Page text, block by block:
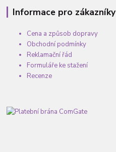
Informace pro zákazníky
Cena a způsob dopravy
Obchodní podmínky
Reklamační řád
Formuláře ke stažení
Recenze